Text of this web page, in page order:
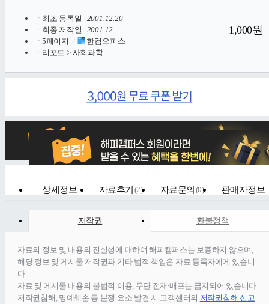
ㆍ 최초 등록일
2001.12.20
ㆍ 최종 저작일
2001.12
ㆍ 5페이지 /
한컴오피스
ㆍ 리포트 > 사회과학
1,000원
상세정보 자료후기 (2) 자료문의 (0) 판매자정보
저작권 환불정책
자료의 정보 및 내용의 진실성에 대하여 해피캠퍼스는 보증하지 않으며,
해당 정보 및 게시물 저작권과 기타 법적 책임은 자료 등록자에게 있습니
다.
자료 및 게시물 내용의 불법적 이용, 무단 전재∙배포는 금지되어 있습니다.
저작권침해, 명예훼손 등 분쟁 요소 발견 시 고객센터의 저작권침해 신고